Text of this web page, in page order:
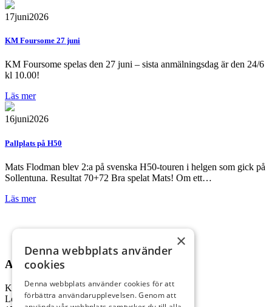
17juni2026
KM Foursome 27 juni
KM Foursome spelas den 27 juni – sista anmälningsdag är den 24/6
kl 10.00!
Läs mer
16juni2026
Pallplats på H50
Mats Flodman blev 2:a på svenska H50-touren i helgen som gick på
Sollentuna. Resultat 70+72 Bra spelat Mats! Om ett…
Läs mer
ADRESS
Kungl. Drottningholms GK
Lovö Kyrkallé 1
×
Denna webbplats använder
cookies
Denna webbplats använder cookies för att
förbättra användarupplevelsen. Genom att